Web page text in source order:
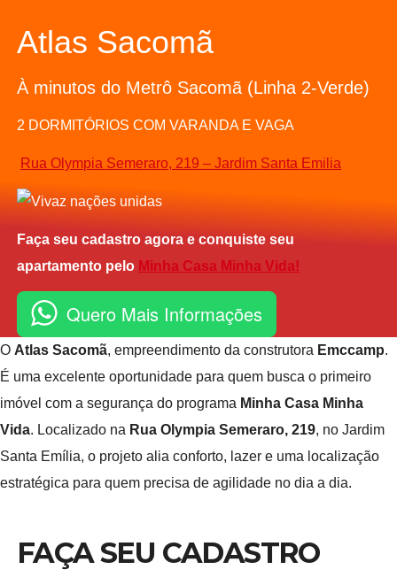
Atlas Sacomã
À minutos do Metrô Sacomã (Linha 2-Verde)
2 DORMITÓRIOS COM VARANDA E VAGA
Rua Olympia Semeraro, 219 – Jardim Santa Emilia
Faça seu cadastro agora e conquiste seu
apartamento pelo Minha Casa Minha Vida!
Quero Mais Informações
O Atlas Sacomã, empreendimento da construtora Emccamp.
É uma excelente oportunidade para quem busca o primeiro
imóvel com a segurança do programa Minha Casa Minha
Vida. Localizado na Rua Olympia Semeraro, 219, no Jardim
Santa Emília, o projeto alia conforto, lazer e uma localização
estratégica para quem precisa de agilidade no dia a dia.
FAÇA SEU CADASTRO